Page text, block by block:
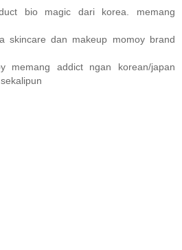
bio magic dari korea. memang
skincare dan makeup momoy brand
memang addict ngan korean/japan